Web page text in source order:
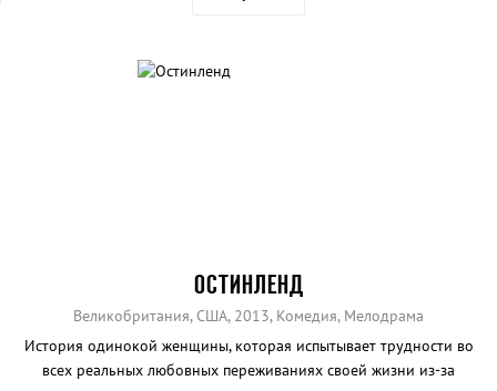
ОСТИНЛЕНД
Великобритания, США, 2013, Комедия, Мелодрама
История одинокой женщины, которая испытывает трудности во
всех реальных любовных переживаниях своей жизни из-за